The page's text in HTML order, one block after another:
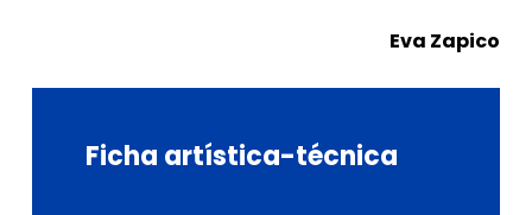
Eva Zapico
Ficha artística-técnica